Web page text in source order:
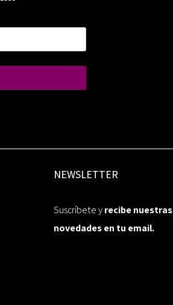
NEWSLETTER
Suscríbete yrecibe nuestras
novedades en tu email.